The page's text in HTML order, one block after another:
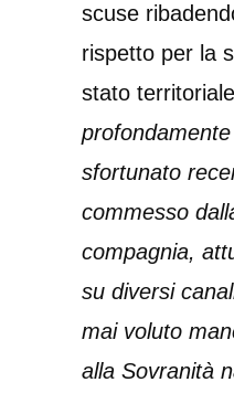
scuse
rispetto per la
stato
sfortunato
commesso
compagnia,
su diversi
mai voluto
alla Sovranità